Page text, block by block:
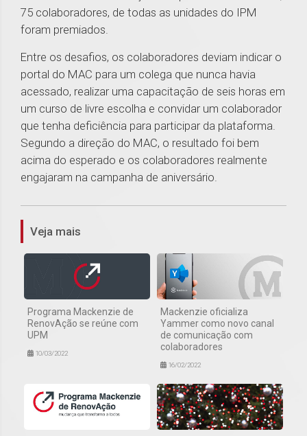
75 colaboradores, de todas as unidades do IPM
foram premiados.
Entre os desafios, os colaboradores deviam indicar o
portal do MAC para um colega que nunca havia
acessado, realizar uma capacitação de seis horas em
um curso de livre escolha e convidar um colaborador
que tenha deficiência para participar da plataforma.
Segundo a direção do MAC, o resultado foi bem
acima do esperado e os colaboradores realmente
engajaram na campanha de aniversário.
1
Veja mais
Programa Mackenzie de
RenovAção se reúne com
UPM
10/03/2022
Mackenzie oficializa
Yammer como novo canal
de comunicação com
colaboradores
16/02/2022